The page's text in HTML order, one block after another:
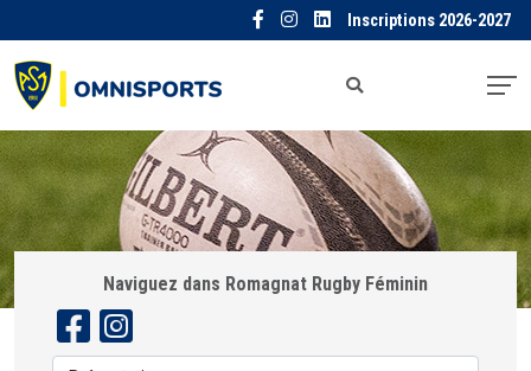
Inscriptions 2026-2027
Naviguez dans Romagnat Rugby Féminin